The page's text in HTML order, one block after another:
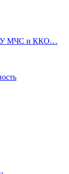
ГУ МЧС и ККО…